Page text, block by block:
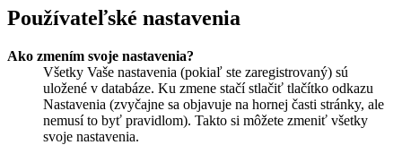
Používateľské nastavenia
Ako zmením svoje nastavenia?
Všetky Vaše nastavenia (pokiaľ ste zaregistrovaný) sú
uložené v databáze. Ku zmene stačí stlačiť tlačítko odkazu
Nastavenia (zvyčajne sa objavuje na hornej časti stránky, ale
nemusí to byť pravidlom). Takto si môžete zmeniť všetky
svoje nastavenia.